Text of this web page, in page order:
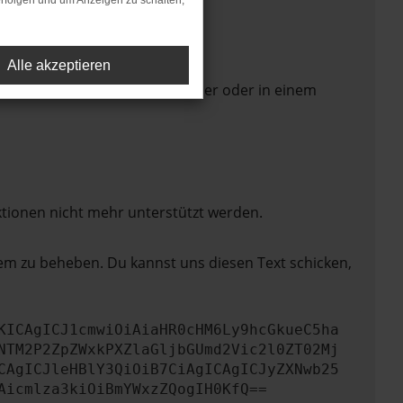
in einem anderen Browser oder in einem
nicht mehr unterstützt werden.
zu beheben. Du kannst uns diesen Text schicken,
Alle akzeptieren